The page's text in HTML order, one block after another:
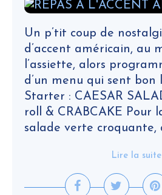
Un p’tit coup de
d’accent américain, au
l’assiette, alors
d’un menu qui sent bon
Starter : CAESAR
roll & CRABCAKE Pour
salade verte croquante,
Lire la suite